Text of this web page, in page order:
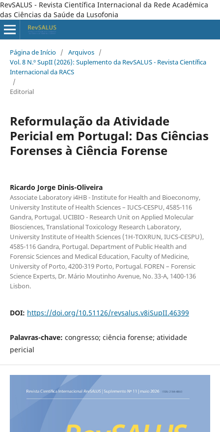
RevSALUS - Revista Científica Internacional da Rede Académica
das Ciências da Saúde da Lusofonia
Página de Início / Arquivos /
Vol. 8 N.º SupII (2026): Suplemento da RevSALUS - Revista Científica
Internacional da RACS
/
Editorial
Reformulação da Atividade
Pericial em Portugal: Das Ciências
Forenses à Ciência Forense
Ricardo Jorge Dinis-Oliveira
Associate Laboratory i4HB - Institute for Health and Bioeconomy,
University Institute of Health Sciences – IUCS-CESPU, 4585-116
Gandra, Portugal. UCIBIO - Research Unit on Applied Molecular
Biosciences, Translational Toxicology Research Laboratory,
University Institute of Health Sciences (1H-TOXRUN, IUCS-CESPU),
4585-116 Gandra, Portugal. Department of Public Health and
Forensic Sciences and Medical Education, Faculty of Medicine,
University of Porto, 4200-319 Porto, Portugal. FOREN – Forensic
Science Experts, Dr. Mário Moutinho Avenue, No. 33-A, 1400-136
Lisbon.
DOI: https://doi.org/10.51126/revsalus.v8iSupII.46399
Palavras-chave: congresso; ciência forense; atividade
pericial